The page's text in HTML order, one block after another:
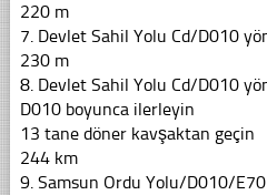
220 m
7. Devlet Sahil Yolu Cd/D010
230 m
8. Devlet Sahil Yolu Cd/D010
D010 boyunca ilerleyin
13 tane döner kavşaktan geçin
244 km
9. Samsun Ordu Yolu/D010/